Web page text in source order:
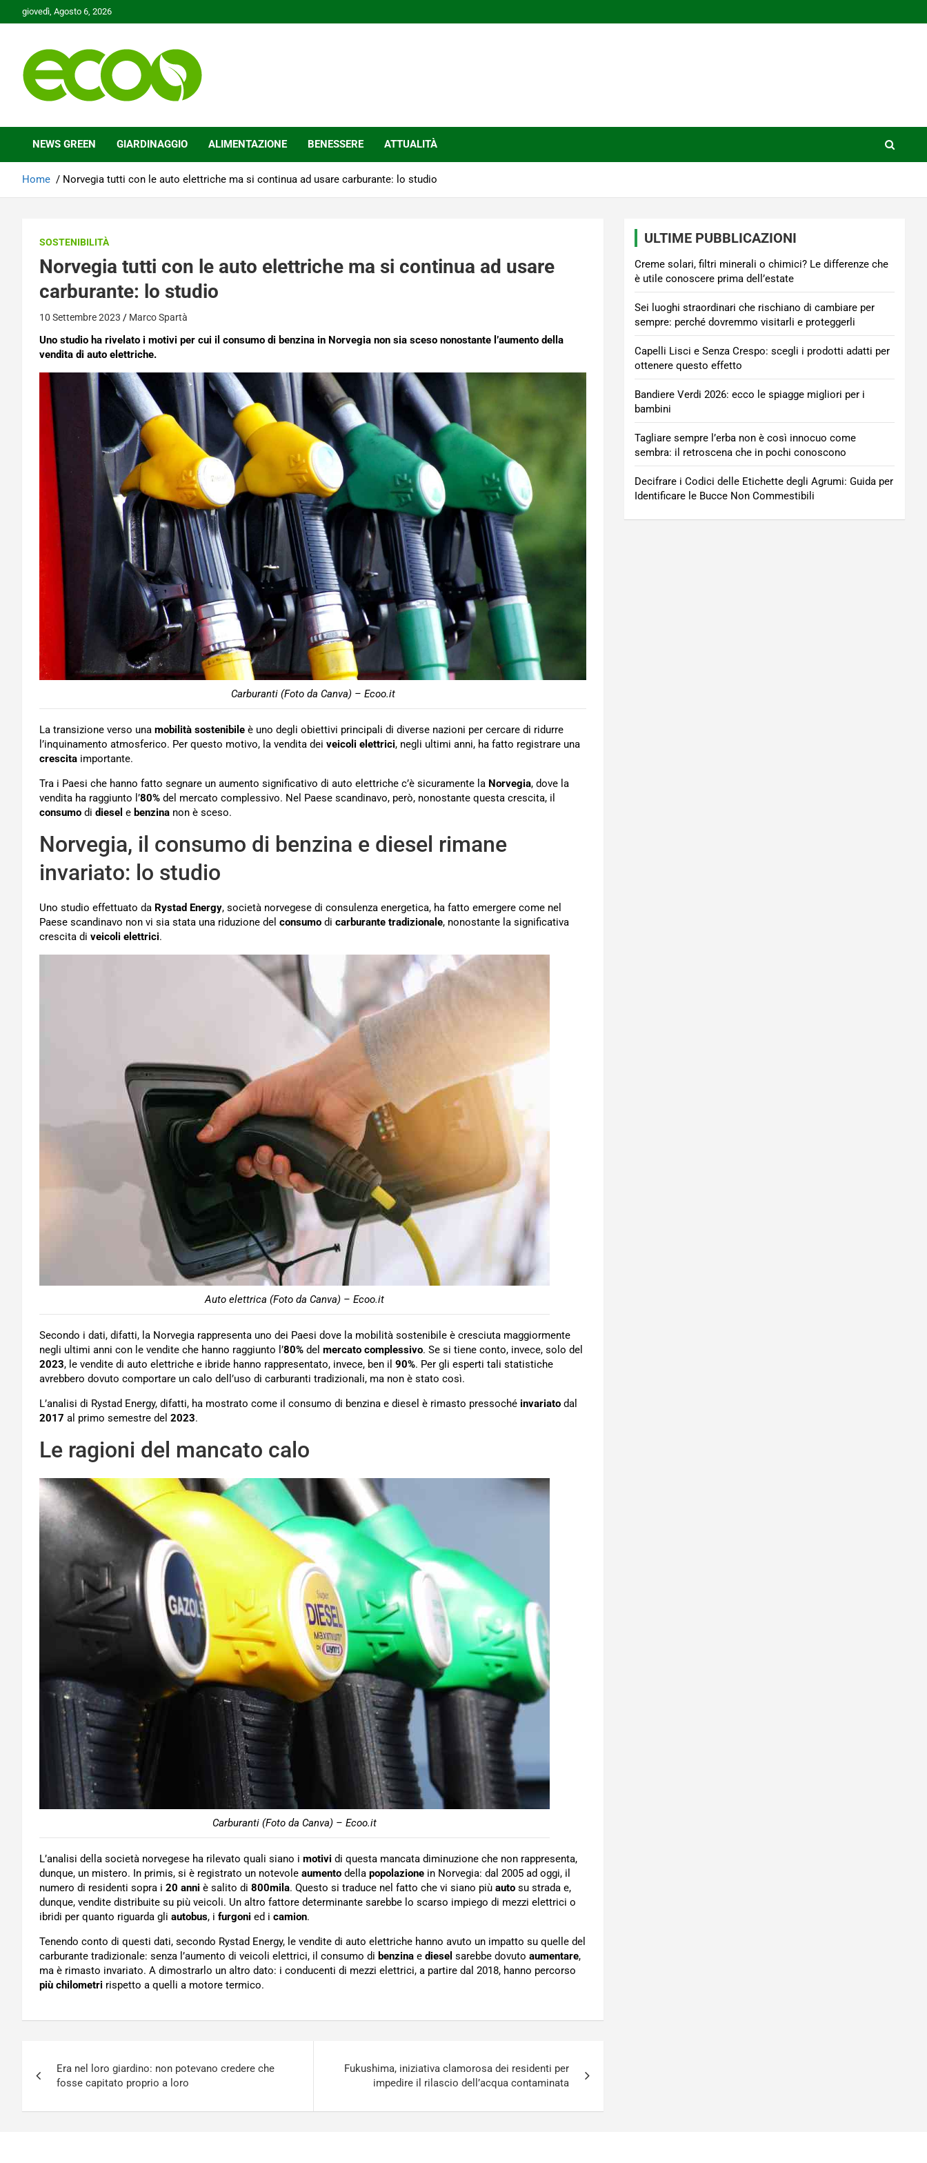
to
giovedì, Agosto 6, 2026
Ecoo.it
NEWS GREEN GIARDINAGGIO ALIMENTAZIONE BENESSERE ATTUALITÀ
Home Norvegia tutti con le auto elettriche ma si continua ad usare carburante: lo studio
SOSTENIBILITÀ
Norvegia tutti con le auto elettriche ma si continua ad usare
carburante: lo studio
10 Settembre 2023 Marco Spartà
Uno studio ha rivelato i motivi per cui il consumo di benzina in Norvegia non sia sceso nonostante l’aumento della
vendita di auto elettriche.
Carburanti (Foto da Canva) – Ecoo.it
La transizione verso una mobilità sostenibile è uno degli obiettivi principali di diverse nazioni per cercare di ridurre
l’inquinamento atmosferico. Per questo motivo, la vendita dei veicoli elettrici, negli ultimi anni, ha fatto registrare una
crescita importante.
Tra i Paesi che hanno fatto segnare un aumento significativo di auto elettriche c’è sicuramente la Norvegia, dove la
vendita ha raggiunto l’80% del mercato complessivo. Nel Paese scandinavo, però, nonostante questa crescita, il
consumo di diesel e benzina non è sceso.
Norvegia, il consumo di benzina e diesel rimane
invariato: lo studio
Uno studio effettuato da Rystad Energy, società norvegese di consulenza energetica, ha fatto emergere come nel
Paese scandinavo non vi sia stata una riduzione del consumo di carburante tradizionale, nonostante la significativa
crescita di veicoli elettrici.
Auto elettrica (Foto da Canva) – Ecoo.it
Secondo i dati, difatti, la Norvegia rappresenta uno dei Paesi dove la mobilità sostenibile è cresciuta maggiormente
negli ultimi anni con le vendite che hanno raggiunto l’80% del mercato complessivo. Se si tiene conto, invece, solo del
2023, le vendite di auto elettriche e ibride hanno rappresentato, invece, ben il 90%. Per gli esperti tali statistiche
avrebbero dovuto comportare un calo dell’uso di carburanti tradizionali, ma non è stato così.
L’analisi di Rystad Energy, difatti, ha mostrato come il consumo di benzina e diesel è rimasto pressoché invariato dal
2017 al primo semestre del 2023.
Le ragioni del mancato calo
Carburanti (Foto da Canva) – Ecoo.it
L’analisi della società norvegese ha rilevato quali siano i motivi di questa mancata diminuzione che non rappresenta,
dunque, un mistero. In primis, si è registrato un notevole aumento della popolazione in Norvegia: dal 2005 ad oggi, il
numero di residenti sopra i 20 anni è salito di 800mila. Questo si traduce nel fatto che vi siano più auto su strada e,
dunque, vendite distribuite su più veicoli. Un altro fattore determinante sarebbe lo scarso impiego di mezzi elettrici o
ibridi per quanto riguarda gli autobus, i furgoni ed i camion.
Tenendo conto di questi dati, secondo Rystad Energy, le vendite di auto elettriche hanno avuto un impatto su quelle del
carburante tradizionale: senza l’aumento di veicoli elettrici, il consumo di benzina e diesel sarebbe dovuto aumentare,
ma è rimasto invariato. A dimostrarlo un altro dato: i conducenti di mezzi elettrici, a partire dal 2018, hanno percorso
più chilometri rispetto a quelli a motore termico.
articoli
Era nel loro giardino: non potevano credere che
fosse capitato proprio a loro
Fukushima, iniziativa clamorosa dei residenti per
impedire il rilascio dell’acqua contaminata
ULTIME PUBBLICAZIONI
Creme solari, filtri minerali o chimici? Le differenze che
è utile conoscere prima dell’estate
Sei luoghi straordinari che rischiano di cambiare per
sempre: perché dovremmo visitarli e proteggerli
Capelli Lisci e Senza Crespo: scegli i prodotti adatti per
ottenere questo effetto
Bandiere Verdi 2026: ecco le spiagge migliori per i
bambini
Tagliare sempre l’erba non è così innocuo come
sembra: il retroscena che in pochi conoscono
Decifrare i Codici delle Etichette degli Agrumi: Guida per
Identificare le Bucce Non Commestibili